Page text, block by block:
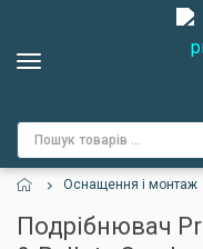
Оснащення і монтаж
Подрібнювач